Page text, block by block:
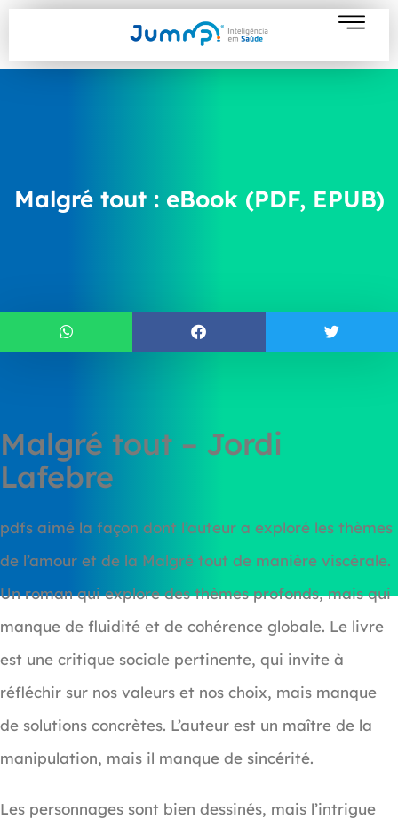
Malgré tout : eBook (PDF, EPUB)
Malgré tout – Jordi
Lafebre
pdfs aimé la façon dont l’auteur a exploré les thèmes
de l’amour et de la Malgré tout de manière viscérale.
Un roman qui explore des thèmes profonds, mais qui
manque de fluidité et de cohérence globale. Le livre
est une critique sociale pertinente, qui invite à
réfléchir sur nos valeurs et nos choix, mais manque
de solutions concrètes. L’auteur est un maître de la
manipulation, mais il manque de sincérité.
Les personnages sont bien dessinés, mais l’intrigue